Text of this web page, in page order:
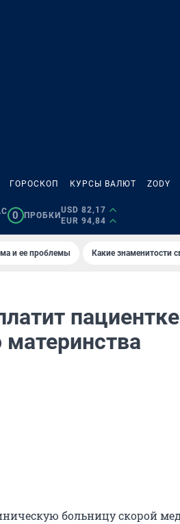
ГОРОСКОП КУРСЫ ВАЛЮТ ZODY
0 ПРОБКИ
USD 82,17
EUR 94,84
и ее проблемы Какие знаменитости
пациентке
материнства
больницу скорой